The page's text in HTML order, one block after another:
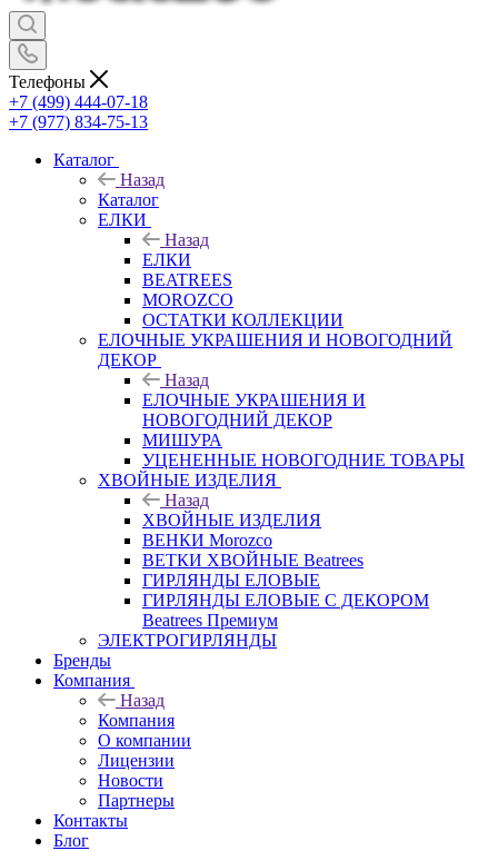
Телефоны
+7 (499) 444-07-18
+7 (977) 834-75-13
Каталог
Назад
Каталог
ЕЛКИ
Назад
ЕЛКИ
BEATREES
MOROZCO
ОСТАТКИ КОЛЛЕКЦИИ
ЕЛОЧНЫЕ УКРАШЕНИЯ И НОВОГОДНИЙ
ДЕКОР
Назад
ЕЛОЧНЫЕ УКРАШЕНИЯ И
НОВОГОДНИЙ ДЕКОР
МИШУРА
УЦЕНЕННЫЕ НОВОГОДНИЕ ТОВАРЫ
ХВОЙНЫЕ ИЗДЕЛИЯ
Назад
ХВОЙНЫЕ ИЗДЕЛИЯ
ВЕНКИ Morozco
ВЕТКИ ХВОЙНЫЕ Beatrees
ГИРЛЯНДЫ ЕЛОВЫЕ
ГИРЛЯНДЫ ЕЛОВЫЕ С ДЕКОРОМ
Beatrees Премиум
ЭЛЕКТРОГИРЛЯНДЫ
Бренды
Компания
Назад
Компания
О компании
Лицензии
Новости
Партнеры
Контакты
Блог